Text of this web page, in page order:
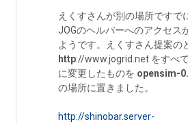
えくすさんが別の場所ですで
JOGのヘルパーへのアクセス
ようです。えくすさん提案の
http://www.jogrid.net をすべて
に変更したものを opensim-
の場所に置きました。
http://shinobar.server-